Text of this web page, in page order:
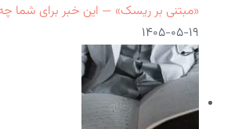
«مبتنی بر ریسک» — این خبر برای شما
۱۴۰۵-۰۵-۱۹